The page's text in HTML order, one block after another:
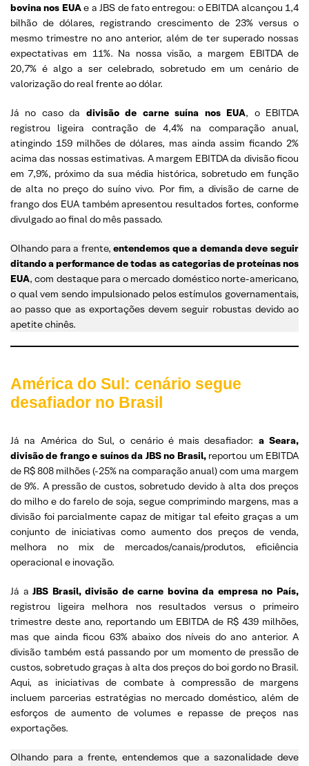
bovina nos EUAe a JBS de fato entregou: o EBITDA alcançou 1,4
bilhão de dólares, registrando crescimento de 23% versus o
mesmo trimestre no ano anterior, além de ter superado nossas
expectativas em 11%. Na nossa visão, a margem EBITDA de
20,7% é algo a ser celebrado, sobretudo em um cenário de
valorização do real frente ao dólar.
Já no caso da divisão de carne suína nos EUA, o EBITDA
registrou ligeira contração de 4,4% na comparação anual,
atingindo 159 milhões de dólares, mas ainda assim ficando 2%
acima das nossas estimativas. A margem EBITDA da divisão ficou
em 7,9%, próximo da sua média histórica, sobretudo em função
de alta no preço do suíno vivo. Por fim, a divisão de carne de
frango dos EUA também apresentou resultados fortes, conforme
divulgado ao final do mês passado.
Olhando para a frente,entendemos que a demanda deve seguir
ditando a performance de todas as categorias de proteínas nos
EUA, com destaque para o mercado doméstico norte-americano,
o qual vem sendo impulsionado pelos estímulos governamentais,
ao passo que as exportações devem seguir robustas devido ao
apetite chinês.
América do Sul: cenário segue
desafiador no Brasil
Já na América do Sul, o cenário é mais desafiador: a Seara,
divisão de frango e suínos da JBS no Brasil,reportou um EBITDA
de R$ 808 milhões (-25% na comparação anual) com uma margem
de 9%. A pressão de custos, sobretudo devido à alta dos preços
do milho e do farelo de soja, segue comprimindo margens, mas a
divisão foi parcialmente capaz de mitigar tal efeito graças a um
conjunto de iniciativas como aumento dos preços de venda,
melhora no mix de mercados/canais/produtos, eficiência
operacional e inovação.
Já aJBS Brasil, divisão de carne bovina da empresa no País,
registrou ligeira melhora nos resultados versus o primeiro
trimestre deste ano, reportando um EBITDA de R$ 439 milhões,
mas que ainda ficou 63% abaixo dos níveis do ano anterior. A
divisão também está passando por um momento de pressão de
custos, sobretudo graças à alta dos preços do boi gordo no Brasil.
Aqui, as iniciativas de combate à compressão de margens
incluem parcerias estratégias no mercado doméstico, além de
esforços de aumento de volumes e repasse de preços nas
exportações.
Olhando para a frente, entendemos que a sazonalidade deve